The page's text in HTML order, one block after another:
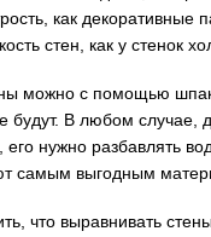
как декоративные
стен, как у
можно с помощью
будут. В любом случае,
его нужно разбавлять
самым выгодным
что выравнивать